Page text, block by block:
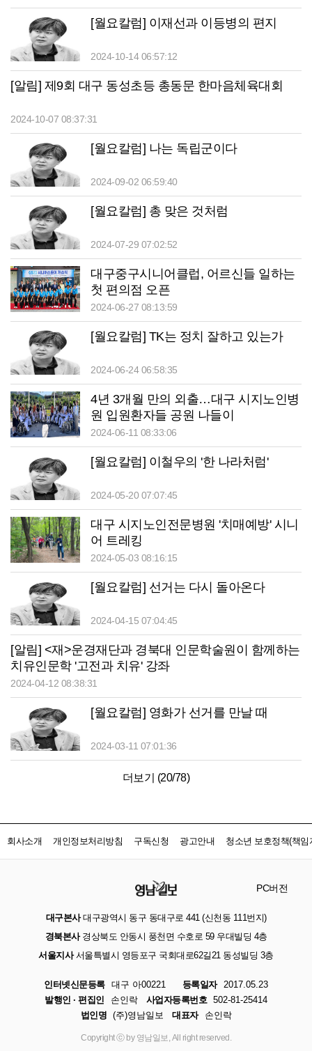
[월요칼럼] 이재선과 이등병의 편지
2024-10-14 06:57:12
[알림] 제9회 대구 동성초등 총동문 한마음체육대회
2024-10-07 08:37:31
[월요칼럼] 나는 독립군이다
2024-09-02 06:59:40
[월요칼럼] 총 맞은 것처럼
2024-07-29 07:02:52
대구중구시니어클럽, 어르신들 일하는
첫 편의점 오픈
2024-06-27 08:13:59
[월요칼럼] TK는 정치 잘하고 있는가
2024-06-24 06:58:35
4년 3개월 만의 외출…대구 시지노인병
원 입원환자들 공원 나들이
2024-06-11 08:33:06
[월요칼럼] 이철우의 '한 나라처럼'
2024-05-20 07:07:45
대구 시지노인전문병원 '치매예방' 시니
어 트레킹
2024-05-03 08:16:15
[월요칼럼] 선거는 다시 돌아온다
2024-04-15 07:04:45
[알림] <재>운경재단과 경북대 인문학술원이 함께하는
치유인문학 '고전과 치유' 강좌
2024-04-12 08:38:31
[월요칼럼] 영화가 선거를 만날 때
2024-03-11 07:01:36
더보기 (20/78)
회사소개 개인정보처리방침 구독신청 광고안내 청소년 보호정책(책임
PC버전
대구본사대구광역시 동구 동대구로 441 (신천동 111번지)
경북본사경상북도 안동시 풍천면 수호로 59 우대빌딩 4층
서울지사서울특별시 영등포구 국회대로62길21 동성빌딩 3층
인터넷신문등록 대구 아00221 등록일자
2017.05.23
발행인 · 편집인
손인락 사업자등록번호 502-81-25414
법인명 (주)영남일보 대표자 손인락
Copyright ⓒ by 영남일보, All right reserved.